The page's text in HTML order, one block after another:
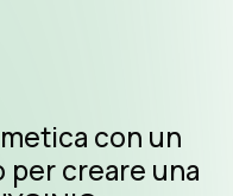
con un
creare una